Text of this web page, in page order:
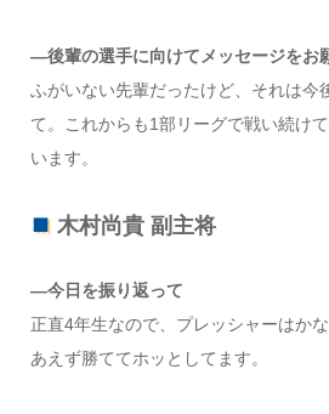
―後輩の選手に向けてメッセージをお
ふがいない先輩だったけど、それは今
て。これからも1部リーグで戦い続け
います。
木村尚貴 副主将
―今日を振り返って
正直4年生なので、プレッシャーはか
あえず勝ててホッとしてます。